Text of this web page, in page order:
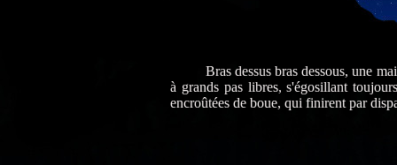
Bras dessus bras dessous, une
à grands pas libres, s'égosillant
encroûtées de boue, qui finirent par